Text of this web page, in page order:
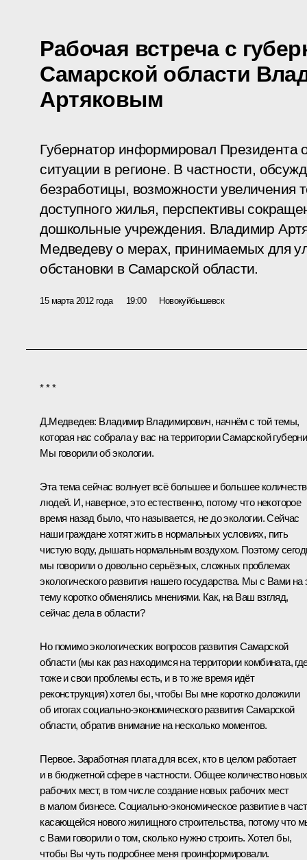
Рабочая встреча с
Самарской области
Артяковым
Губернатор информировал Президента
ситуации в регионе. В частности,
безработицы, возможности увеличения
доступного жилья, перспективы
дошкольные учреждения. Владимир
Медведеву о мерах, принимаемых для
обстановки в Самарской области.
15 марта 2012 года 19:00 Новокуйбышевск
* * *
Д.Медведев: Владимир Владимирович, начнём с той темы,
которая нас собрала у вас на территории Самарской
Мы говорилиоб экологии.
Эта тема сейчас волнует всё большее и большее
людей. И, наверное, это естественно, потому что некоторое
время назад было, что называется, не до экологии. Сейчас
наши граждане хотят жить в нормальных условиях, пить
чистую воду, дышать нормальным воздухом. Поэтому
мы говорили о довольно серьёзных, сложных проблемах
экологического развития нашего государства. Мы с Вами на
тему коротко обменялись мнениями. Как, на Ваш взгляд,
сейчас дела в области?
Но помимо экологических вопросов развития Самарской
области (мы как раз находимся на территории комбината,
тоже и свои проблемы есть, и в то же время идёт
реконструкция) хотел бы, чтобы Вы мне коротко доложили
об итогах социально-экономического развития Самарской
области, обратив внимание на несколько моментов.
Первое. Заработная плата для всех, кто в целом работает
и в бюджетной сфере в частности. Общее количество новых
рабочих мест, в том числе создание новых рабочих мест
в малом бизнесе. Социально-экономическое развитие в
касающейся нового жилищного строительства, потому что
с Вами говорили о том, сколько нужно строить. Хотел бы,
чтобы Вы чуть подробнее меня проинформировали.